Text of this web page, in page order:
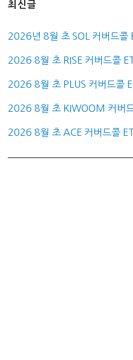
최신글
2026년 8월 초 SOL 커버드콜
2026 8월 초 RISE 커버드콜
2026 8월 초 PLUS 커버드콜
2026 8월 초 KIWOOM 커버
2026 8월 초 ACE 커버드콜